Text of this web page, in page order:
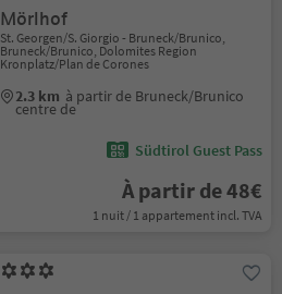
Mörlhof
St. Georgen/S. Giorgio - Bruneck/Brunico,
Bruneck/Brunico, Dolomites Region
Kronplatz/Plan de Corones
2.3 km à partir de Bruneck/Brunico
centre de
Südtirol Guest Pass
À partir de 48€
1 nuit / 1 appartement incl. TVA